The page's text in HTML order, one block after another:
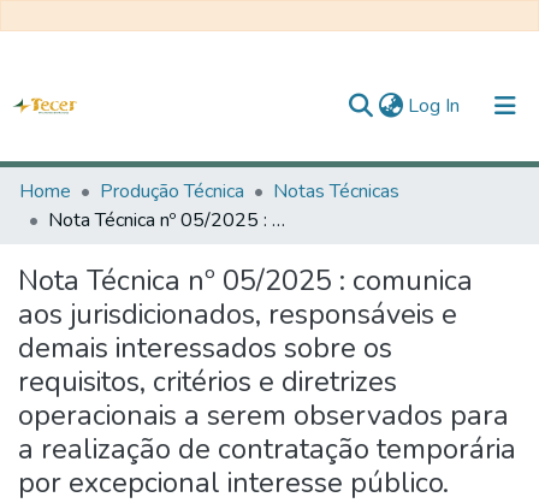
Log In (current)
Home
All of DSpace
Statistics
Statistics
About TECER
Home Produção Técnica
Notas Técnicas
Nota Técnica nº 05/2025 : comunica aos jurisdicionados, responsáveis e demais interessados sobre os requisitos, critérios e diretrizes operacionais a serem observados para a realização de contratação temporária por excepcional interesse público.
Nota Técnica nº 05/2025 : comunica
aos jurisdicionados, responsáveis e
demais interessados sobre os
requisitos, critérios e diretrizes
operacionais a serem observados para
a realização de contratação temporária
por excepcional interesse público.